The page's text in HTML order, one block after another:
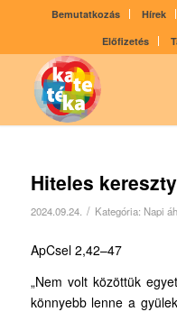
Bemutatkozás Hírek
Előfizetés
Hiteles
2024.09.24. / Kategória: Napi
ApCsel 2,42–47
„Nem volt közöttük
könnyebb lenne a